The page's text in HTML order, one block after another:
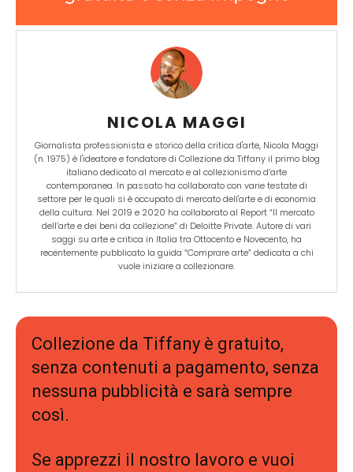
NICOLA MAGGI
Giornalista professionista e storico della critica d'arte, Nicola Maggi
(n. 1975) è l'ideatore e fondatore di Collezione da Tiffany il primo blog
italiano dedicato al mercato e al collezionismo d’arte
contemporanea. In passato ha collaborato con varie testate di
settore per le quali si è occupato di mercato dell'arte e di economia
della cultura. Nel 2019 e 2020 ha collaborato al Report “Il mercato
dell’arte e dei beni da collezione” di Deloitte Private. Autore di vari
saggi su arte e critica in Italia tra Ottocento e Novecento, ha
recentemente pubblicato la guida “Comprare arte” dedicata a chi
vuole iniziare a collezionare.
Collezione da Tiffany è gratuito,
senza contenuti a pagamento, senza
nessuna pubblicità e sarà sempre
così.
Se apprezzi il nostro lavoro e vuoi